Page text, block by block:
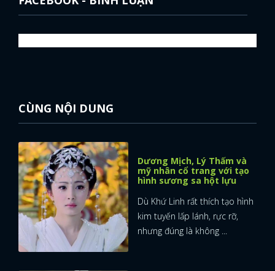
CÙNG NỘI DUNG
Dương Mịch, Lý Thấm và
mỹ nhân cổ trang với tạo
hình sương sa hột lựu
Dù Khứ Linh rất thích tạo hình
kim tuyến lấp lánh, rực rỡ,
nhưng đúng là không ...